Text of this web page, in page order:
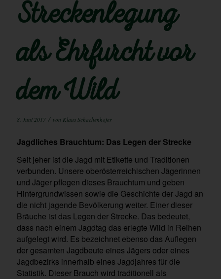
Streckenlegung
als Ehrfurcht vor
dem Wild
8. Juni 2017 / von Klaus Schachenhofer
Jagdliches Brauchtum: Das Legen der Strecke
Seit jeher ist die Jagd mit Etikette und Traditionen
verbunden. Unsere oberösterreichischen Jägerinnen
und Jäger pflegen dieses Brauchtum und geben
Hintergrundwissen sowie die Geschichte der Jagd an
die nicht jagende Bevölkerung weiter. Einer dieser
Bräuche ist das Legen der Strecke. Das bedeutet,
dass nach einem Jagdtag das erlegte Wild in Reihen
aufgelegt wird. Es bezeichnet ebenso das Auflegen
der gesamten Jagdbeute eines Jägers oder eines
Jagdbezirks innerhalb eines Jagdjahres für die
Statistik. Dieser Brauch wird traditionell als